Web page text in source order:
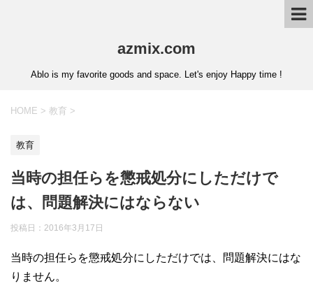
azmix.com
Ablo is my favorite goods and space. Let's enjoy Happy time !
HOME > 教育 >
教育
当時の担任らを懲戒処分にしただけで
は、問題解決にはならない
投稿日： 2016年3月17日
当時の担任らを懲戒処分にしただけでは、問題解決にはな
りません。